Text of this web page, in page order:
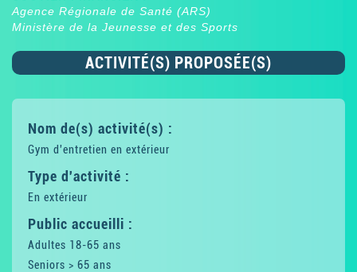
Agence Régionale de Santé (ARS)
Ministère de la Jeunesse et des Sports
ACTIVITÉ(S) PROPOSÉE(S)
Nom de(s) activité(s) :
Gym d'entretien en extérieur
Type d'activité :
En extérieur
Public accueilli :
Adultes 18-65 ans
Seniors > 65 ans